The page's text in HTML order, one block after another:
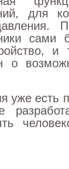
для
сами
и
о
уже есть